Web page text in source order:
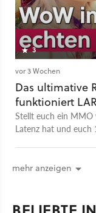
3
vor 3 Wochen
Das ultimative
funktioniert
Stellt euch ein MMO
Latenz hat und euch
ihr den Einstieg in
über epische
mehr anzeigen